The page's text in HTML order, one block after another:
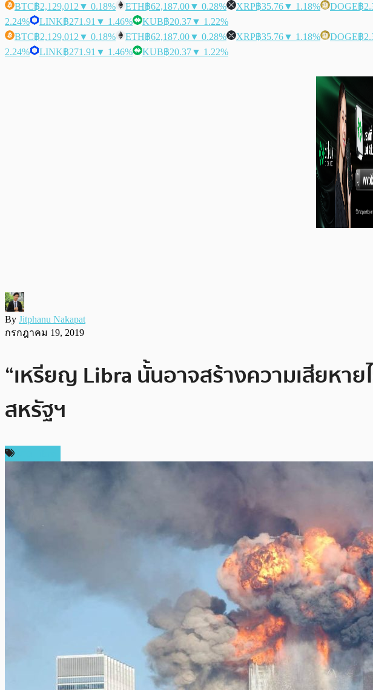
BTC฿2,129,012 ▼ 0.18% ETH฿62,187.00▼ 0.28% XRP฿35.76▼ 1.18% DOGE฿
2.24%
LINK฿271.91 ▼ 1.46% KUB฿20.37▼ 1.22%
BTC฿2,129,012 ▼ 0.18% ETH฿62,187.00▼ 0.28% XRP฿35.76▼ 1.18% DOGE฿
2.24%
LINK฿271.91 ▼ 1.46% KUB฿20.37▼ 1.22%
By Jitphanu Nakapat
กรกฎาคม 19, 2019
“เหรียญ Libra นั้นอาจสร้างความเสียห
สหรัฐฯ